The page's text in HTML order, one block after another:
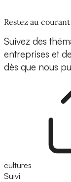
Restez au
Suivez des
entreprises et
dès que nous
cultures
Suivi